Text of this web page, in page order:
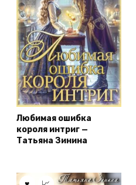
Любимая ошибка
короля интриг —
Татьяна Зинина